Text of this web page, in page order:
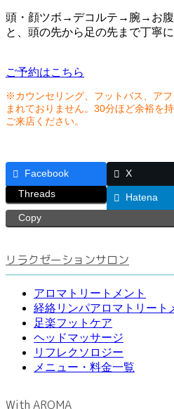
頭・顔ツボ→デコルテ→腕→お
と、頭の先から足の先まで丁寧に
ご予約はこちら
※カウンセリング、フットバス、ア
まれておりません。30分ほど余裕を
ご来店ください。
Facebook X
Threads
Hatena
Copy
リラクゼーションサロン
アロマトリートメント
経絡リンパアロマトリート
足楽フットケア
ヘッドマッサージ
リフレクソロジー
メニュー・料金一覧
With AROMA